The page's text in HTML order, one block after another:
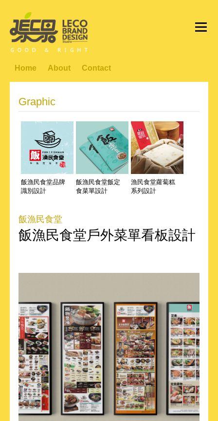
Home About Contact
Graphic
飯漁民食堂品牌
識別設計
飯漁民食堂飯定
食菜單設計
漁民食堂蘿蔔糕
系列設計
飯漁民食堂
飯漁民食堂戶外菜單看板設計